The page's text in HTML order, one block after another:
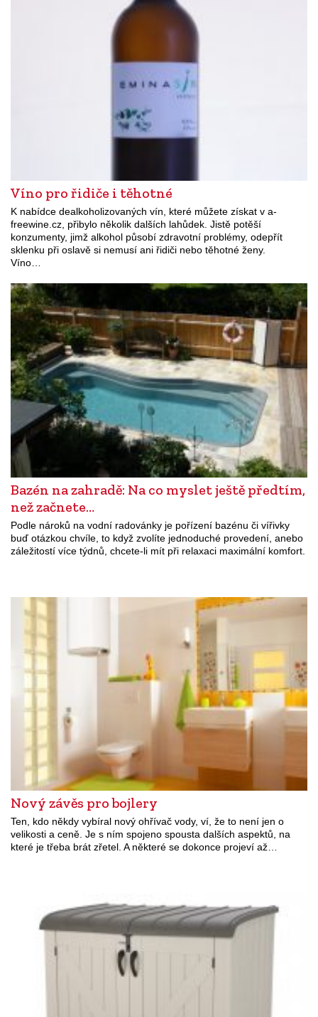
Víno pro řidiče i těhotné
K nabídce dealkoholizovaných vín, které můžete získat v a-
freewine.cz, přibylo několik dalších lahůdek. Jistě potěší
konzumenty, jimž alkohol působí zdravotní problémy, odepřít
sklenku při oslavě si nemusí ani řidiči nebo těhotné ženy.
Víno…
Bazén na zahradě: Na co myslet ještě předtím,
než začnete…
Podle nároků na vodní radovánky je pořízení bazénu či vířivky
buď otázkou chvíle, to když zvolíte jednoduché provedení, anebo
záležitostí více týdnů, chcete-li mít při relaxaci maximální komfort.
Nový závěs pro bojlery
Ten, kdo někdy vybíral nový ohřívač vody, ví, že to není jen o
velikosti a ceně. Je s ním spojeno spousta dalších aspektů, na
které je třeba brát zřetel. A některé se dokonce projeví až…